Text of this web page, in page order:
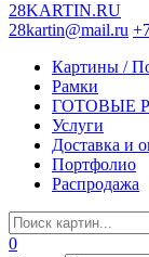
28KARTIN.RU
28kartin@mail.ru
Картины /
Рамки
ГОТОВЫЕ
Услуги
Доставка и
Портфолио
Распродажа
0